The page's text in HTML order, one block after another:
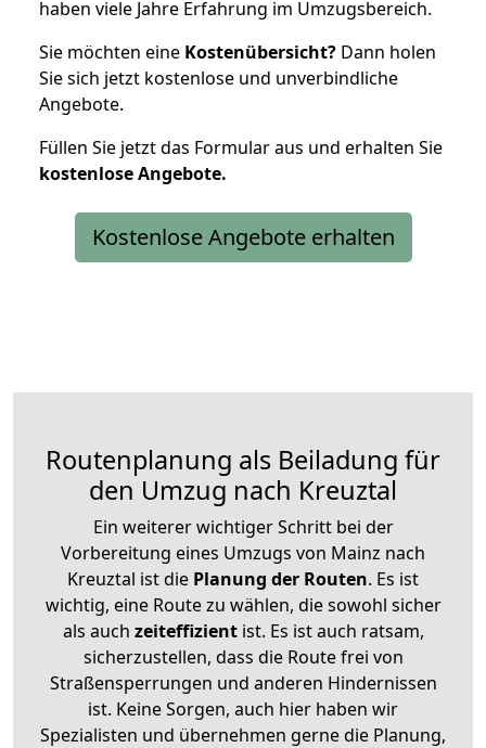
haben viele Jahre Erfahrung im Umzugsbereich.
Sie möchten eine Kostenübersicht? Dann holen
Sie sich jetzt kostenlose und unverbindliche
Angebote.
Füllen Sie jetzt das Formular aus und erhalten Sie
kostenloseAngebote.
Kostenlose Angebote erhalten
Routenplanung als Beiladung für
den Umzug nach Kreuztal
Ein weiterer wichtiger Schritt bei der
Vorbereitung eines Umzugs von Mainz nach
Kreuztal ist die Planung der Routen. Es ist
wichtig, eine Route zu wählen, die sowohl sicher
als auch zeiteffizientist. Es ist auch ratsam,
sicherzustellen, dass die Route frei von
Straßensperrungen und anderen Hindernissen
ist. Keine Sorgen, auch hier haben wir
Spezialisten und übernehmen gerne die Planung,